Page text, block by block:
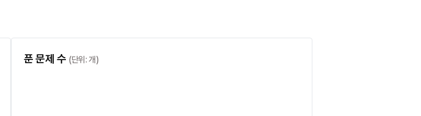
푼 문제 수 (단위: 개)